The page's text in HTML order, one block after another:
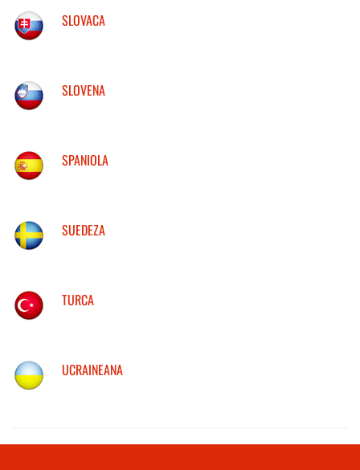
SLOVACA
SLOVENA
SPANIOLA
SUEDEZA
TURCA
UCRAINEANA